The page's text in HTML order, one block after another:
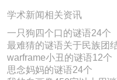
学术新闻相关资讯
一只狗四个口的谜语24个
最难猜的谜语关于民族团
warframe小丑的谜语12个
思念妈妈的谜语24个